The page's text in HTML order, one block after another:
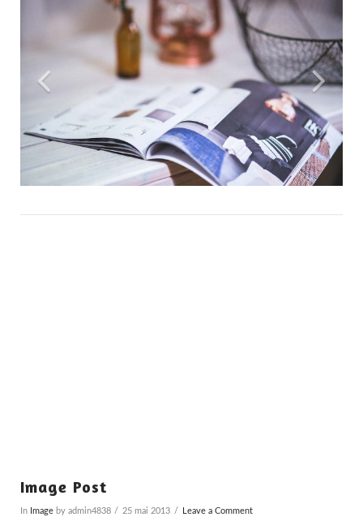
Image Post
In Imageby admin4838 25 mai 2013 Leave a Comment